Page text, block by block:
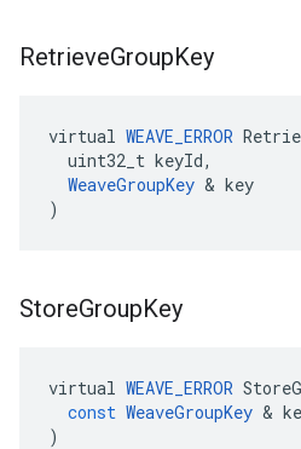
RetrieveGroupKey
virtual WEAVE_ERROR
  uint32_t keyId,
WeaveGroupKey & key
)
StoreGroupKey
virtual WEAVE_ERROR
const WeaveGroupKey &
)